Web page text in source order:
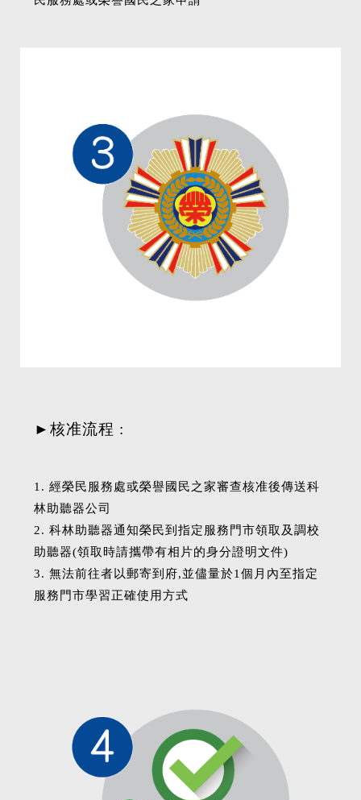
►核准流程 :
1. 經榮民服務處或榮譽國民之家審查核准後傳送科
林助聽器公司
2. 科林助聽器通知榮民到指定服務門市領取及調校
助聽器(領取時請攜帶有相片的身分證明文件)
3. 無法前往者以郵寄到府,並儘量於1個月內至指定
服務門市學習正確使用方式